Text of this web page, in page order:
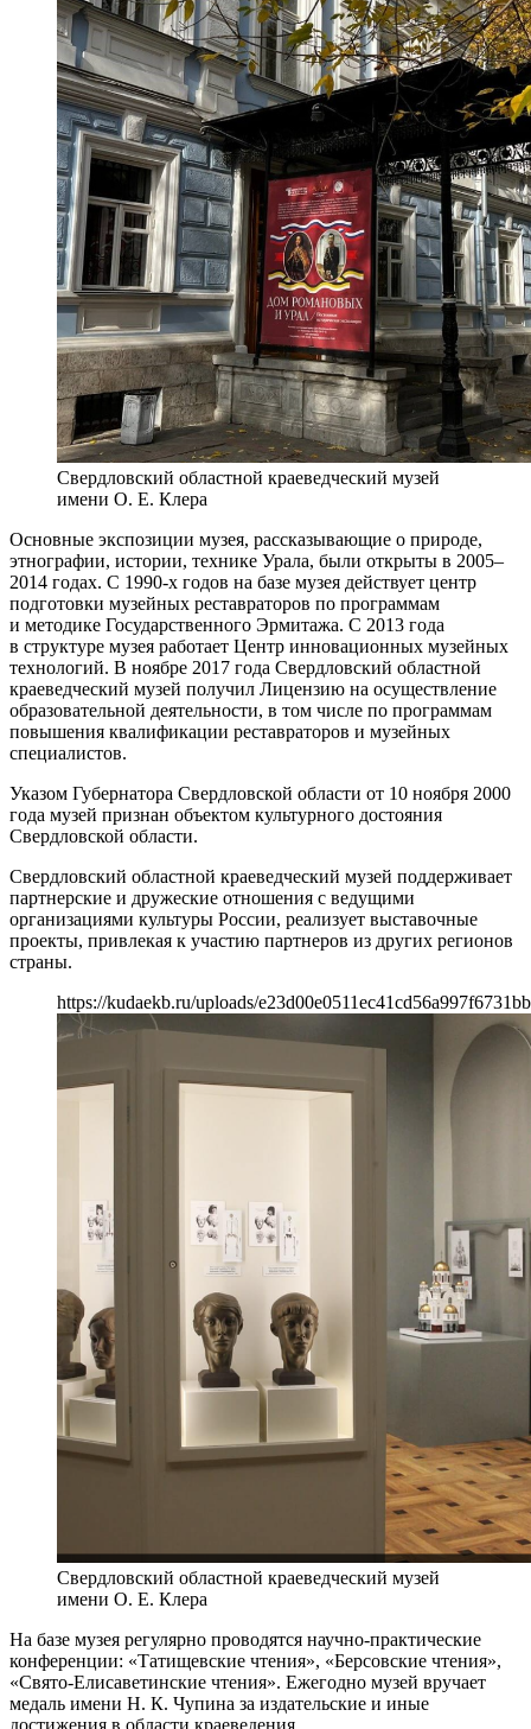
Свердловский областной краеведческий музей
имени О. Е. Клера
Основные экспозиции музея, рассказывающие о природе,
этнографии, истории, технике Урала, были открыты в 2005–
2014 годах. С 1990-х годов на базе музея действует центр
подготовки музейных реставраторов по программам
и методике Государственного Эрмитажа. С 2013 года
в структуре музея работает Центр инновационных музейных
технологий. В ноябре 2017 года Свердловский областной
краеведческий музей получил Лицензию на осуществление
образовательной деятельности, в том числе по программам
повышения квалификации реставраторов и музейных
специалистов.
Указом Губернатора Свердловской области от 10 ноября 2000
года музей признан объектом культурного достояния
Свердловской области.
Свердловский областной краеведческий музей поддерживает
партнерские и дружеские отношения с ведущими
организациями культуры России, реализует выставочные
проекты, привлекая к участию партнеров из других регионов
страны.
https://kudaekb.ru/uploads/
Свердловский областной краеведческий музей
имени О. Е. Клера
На базе музея регулярно проводятся научно-практические
конференции: «Татищевские чтения», «Берсовские чтения»,
«Свято-Елисаветинские чтения». Ежегодно музей вручает
медаль имени Н. К. Чупина за издательские и иные
достижения в области краеведения.